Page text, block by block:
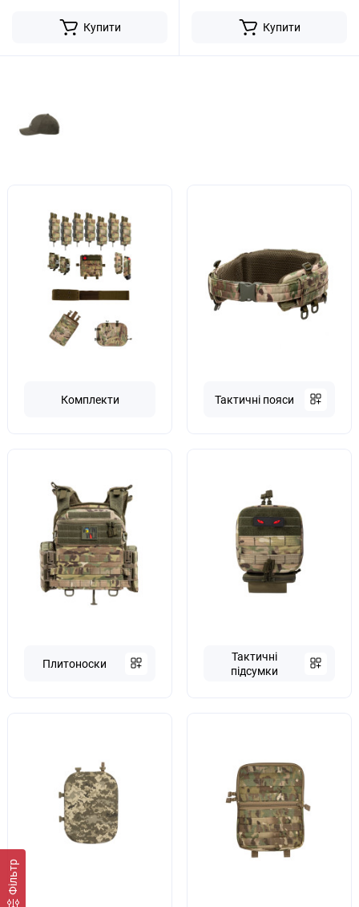
Фільтр
Купити Купити
Комплекти Тактичні пояси
Плитоноски
Тактичні
підсумки